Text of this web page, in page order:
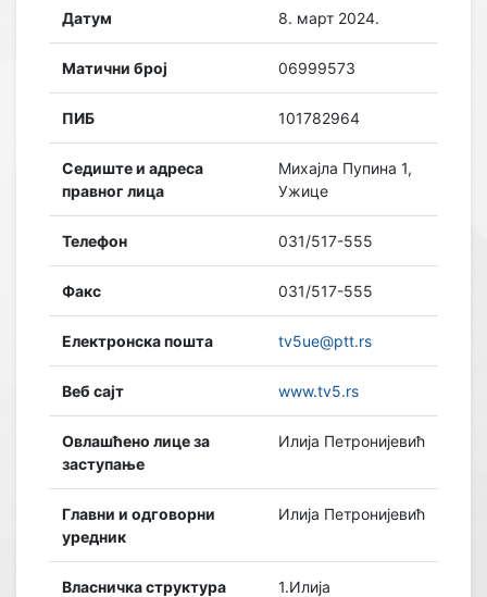
Датум 8. март 2024.
Матични број 06999573
ПИБ 101782964
Седиште и адреса
правног лица
Михајла Пупина 1,
Ужице
Телефон 031/517-555
Факс 031/517-555
Електронска пошта tv5ue@ptt.rs
Веб сајт www.tv5.rs
Овлашћено лице за
заступање
Илија Петронијевић
Главни и одговорни
уредник
Илија Петронијевић
Власничка структура
1.Илија